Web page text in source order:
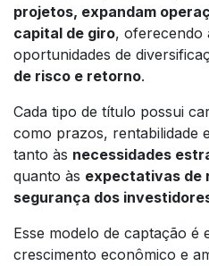
projetos, expandam
capital de giro, oferecendo
oportunidades de
de risco e retorno.
Cada tipo de título possui
como prazos, rentabilidade
tanto às necessidades
quanto às expectativas de
segurança dos
Esse modelo de captação é
crescimento econômico e